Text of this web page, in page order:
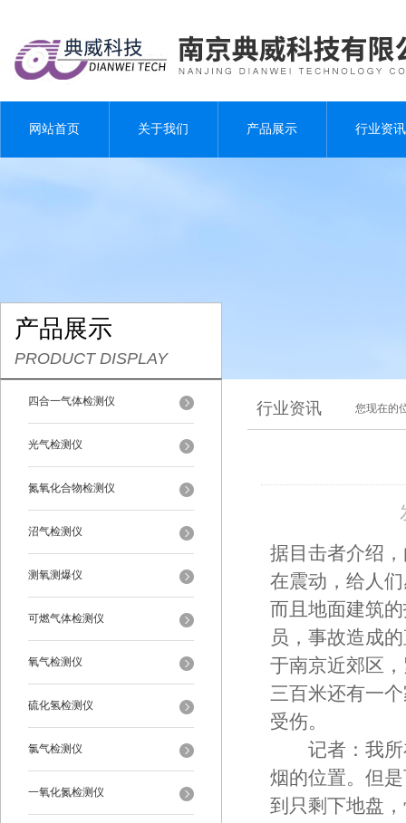
网站首页 关于我们 产品展示 行业资讯
产品展示
PRODUCT DISPLAY
四合一气体检测仪
光气检测仪
氮氧化合物检测仪
沼气检测仪
测氧测爆仪
可燃气体检测仪
氧气检测仪
硫化氢检测仪
氯气检测仪
一氧化氮检测仪
行业资讯 您现在的
据目击者介绍
在震动，给人
而且地面建筑
员，事故造成
于南京近郊区
三百米还有一
受伤。
记者：我所在
烟的位置。但
到只剩下地盘